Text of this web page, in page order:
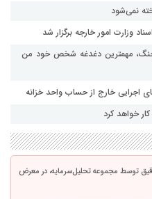
نمی‌شود
وزارت امور خارجه برگزار شد
جنگ، مهمترین دغدغه شخص خود من
خواهد کرد
توسط مجموعه تحلیل‌سرمایه، در معرض